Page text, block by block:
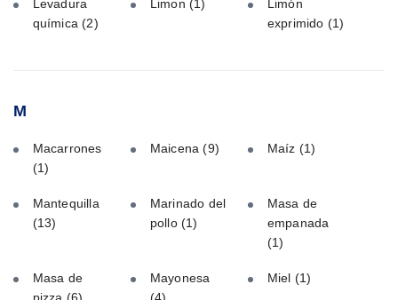
Levadura
química(2)
Limon (1)
Limón
exprimido (1)
M
Macarrones
(1)
Maicena(9) Maíz (1)
Mantequilla
(13)
Marinado del
pollo (1)
Masa de
empanada
(1)
Masa de
Mayonesa
Miel (1)